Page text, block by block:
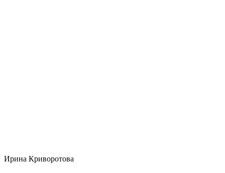
Ирина Криворотова